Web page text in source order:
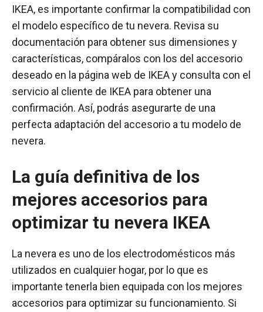
IKEA, es importante confirmar la compatibilidad con
el modelo específico de tu nevera. Revisa su
documentación para obtener sus dimensiones y
características, compáralos con los del accesorio
deseado en la página web de IKEA y consulta con el
servicio al cliente de IKEA para obtener una
confirmación. Así, podrás asegurarte de una
perfecta adaptación del accesorio a tu modelo de
nevera.
La guía definitiva de los
mejores accesorios para
optimizar tu nevera IKEA
La nevera es uno de los electrodomésticos más
utilizados en cualquier hogar, por lo que es
importante tenerla bien equipada con los mejores
accesorios para optimizar su funcionamiento. Si